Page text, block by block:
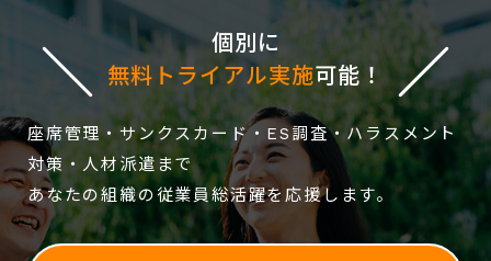
個別に
無料トライアル実施可能！
座席管理・サンクスカード・ES調査・ハラスメント
対策・人材派遣まで
あなたの組織の従業員総活躍を応援します。